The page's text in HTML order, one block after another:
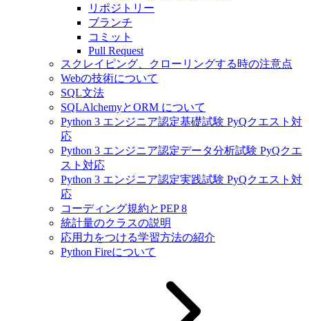
リポジトリー
ブランチ
コミット
Pull Request
スクレイピング、クローリングする時の注意点
Webの技術について
SQL文法
SQLAlchemyとORM について
Python 3 エンジニア認定基礎試験 PyQクエスト対
応
Python 3 エンジニア認定データ分析試験 PyQクエ
スト対応
Python 3 エンジニア認定実践試験 PyQクエスト対
応
コーディング規約とPEP 8
統計量のクラスの説明
応用力をつける学習方法の紹介
Python Fireについて